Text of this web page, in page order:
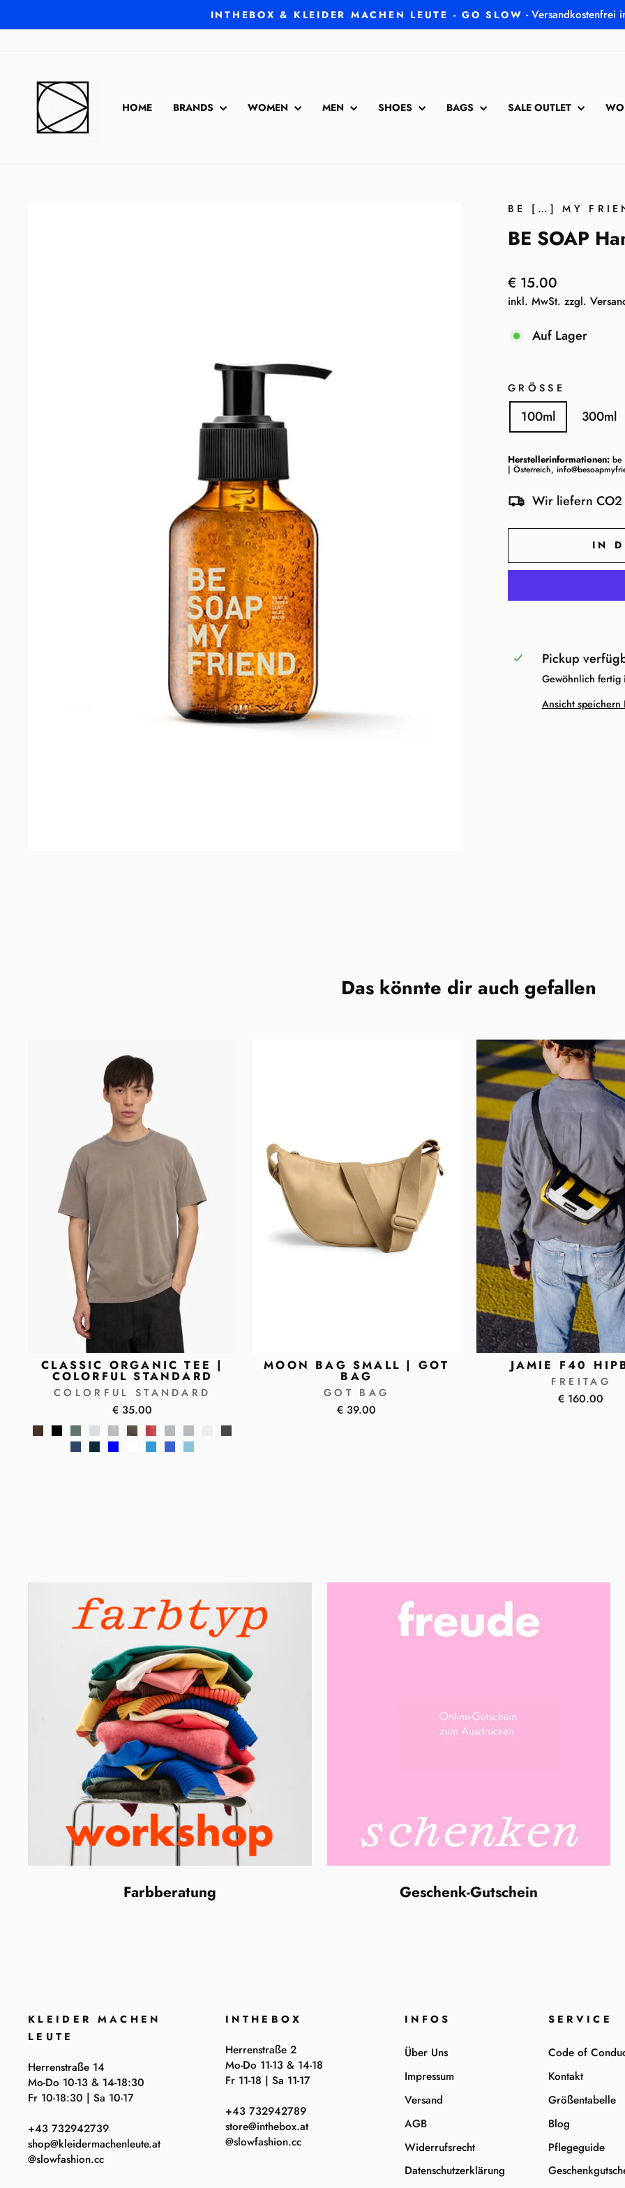
zum
Pause
INTHEBOX & KLEIDER MACHEN LEUTE - GO SLOW - Versandkostenfrei
HOME BRANDS WOMEN MEN SHOES BAGS SALE OUTLET
BE […] MY
BE SOAP
Normaler
Preis
€ 15.00
inkl. MwSt. zzgl.
Auf Lager
GRÖSSE
100ml 300ml
Herstellerinformationen: be
| Österreich,
Wir liefern CO2
IN
Pickup
Gewöhnlich fertig
Ansicht speichern
Das könnte dir auch gefallen
CLASSIC ORGANIC TEE |
COLORFUL STANDARD
COLORFUL STANDARD
€ 35.00
MOON BAG SMALL | GOT
BAG
GOT BAG
€ 39.00
JAMIE F40
FREITAG
€ 160.00
Farbberatung Geschenk-Gutschein
KLEIDER MACHEN
LEUTE
Herrenstraße 14
Mo-Do 10-13 & 14-18:30
Fr 10-18:30 | Sa 10-17
+43 732942739
shop@kleidermachenleute.at
@slowfashion.cc
INTHEBOX
Herrenstraße 2
Mo-Do 11-13 & 14-18
Fr 11-18 | Sa 11-17
+43 732942789
store@inthebox.at
@slowfashion.cc
INFOS
Über Uns
Impressum
Versand
AGB
Widerrufsrecht
Datenschutzerklärung
SERVICE
Code of
Kontakt
Größentabelle
Blog
Pflegeguide